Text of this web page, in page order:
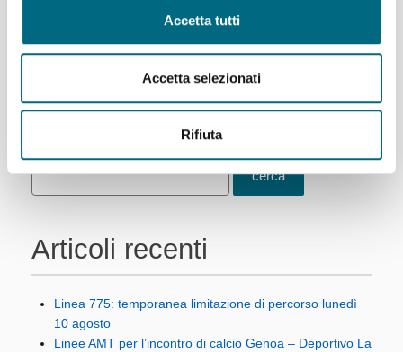
Accetta tutti
Accetta selezionati
Rifiuta
Articoli recenti
Linea 775: temporanea limitazione di percorso lunedì
10 agosto
Linee AMT per l’incontro di calcio Genoa – Deportivo La